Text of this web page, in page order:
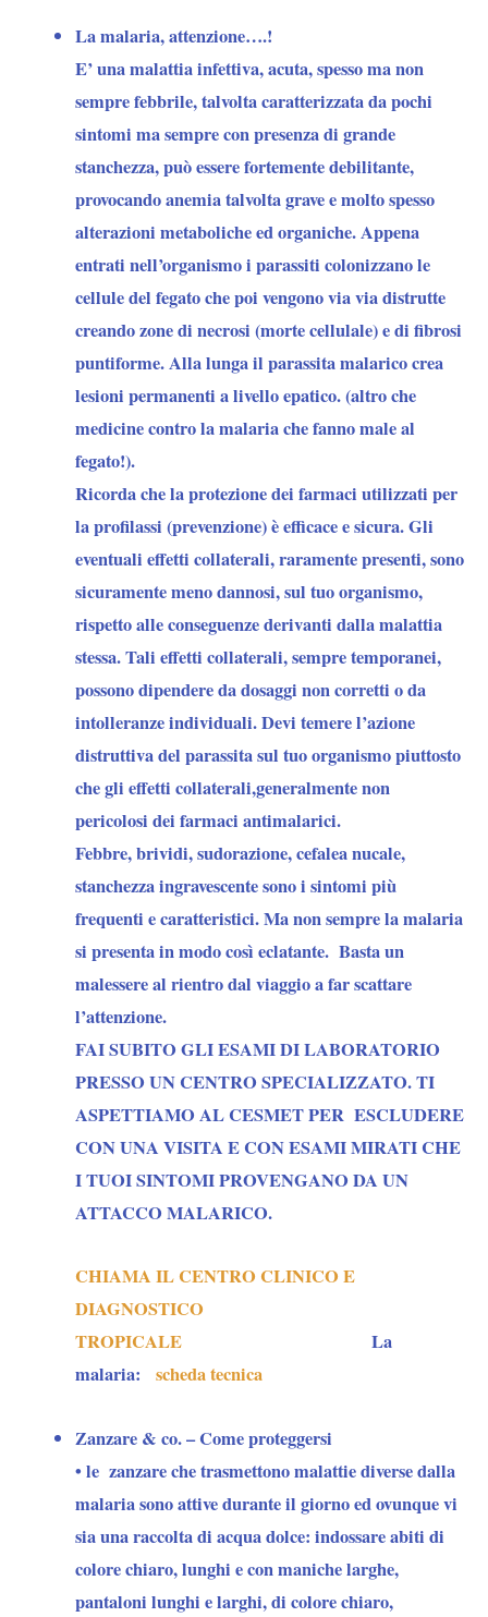
La malaria, attenzione….!
E’ una malattia infettiva, acuta, spesso ma non
sempre febbrile, talvolta caratterizzata da pochi
sintomi ma sempre con presenza di grande
stanchezza, può essere fortemente debilitante,
provocando anemia talvolta grave e molto spesso
alterazioni metaboliche ed organiche. Appena
entrati nell’organismo i parassiti colonizzano le
cellule del fegato che poi vengono via via distrutte
creando zone di necrosi (morte cellulale) e di fibrosi
puntiforme. Alla lunga il parassita malarico crea
lesioni permanenti a livello epatico. (altro che
medicine contro la malaria che fanno male al
fegato!).
Ricorda che la protezione dei farmaci utilizzati per
la profilassi (prevenzione) è efficace e sicura. Gli
eventuali effetti collaterali, raramente presenti, sono
sicuramente meno dannosi, sul tuo organismo,
rispetto alle conseguenze derivanti dalla malattia
stessa. Tali effetti collaterali, sempre temporanei,
possono dipendere da dosaggi non corretti o da
intolleranze individuali. Devi temere l’azione
distruttiva del parassita sul tuo organismo piuttosto
che gli effetti collaterali,generalmente non
pericolosi dei farmaci antimalarici.
Febbre, brividi, sudorazione, cefalea nucale,
stanchezza ingravescente sono i sintomi più
frequenti e caratteristici. Ma non sempre la malaria
si presenta in modo così eclatante. Basta un
malessere al rientro dal viaggio a far scattare
l’attenzione.
FAI SUBITO GLI ESAMI DI LABORATORIO
PRESSO UN CENTRO SPECIALIZZATO. TI
ASPETTIAMO AL CESMET PER ESCLUDERE
CON UNA VISITA E CON ESAMI MIRATI CHE
I TUOI SINTOMI PROVENGANO DA UN
ATTACCO MALARICO.
CHIAMA IL CENTRO CLINICO E
DIAGNOSTICO
TROPICALE La
malaria:scheda tecnica
Zanzare & co. – Come proteggersi
• lezanzareche trasmettono malattie diverse dalla
malaria sono attive durante il giorno ed ovunque vi
sia una raccolta di acqua dolce: indossare abiti di
colore chiaro, lunghi e con maniche larghe,
pantaloni lunghi e larghi, di colore chiaro,